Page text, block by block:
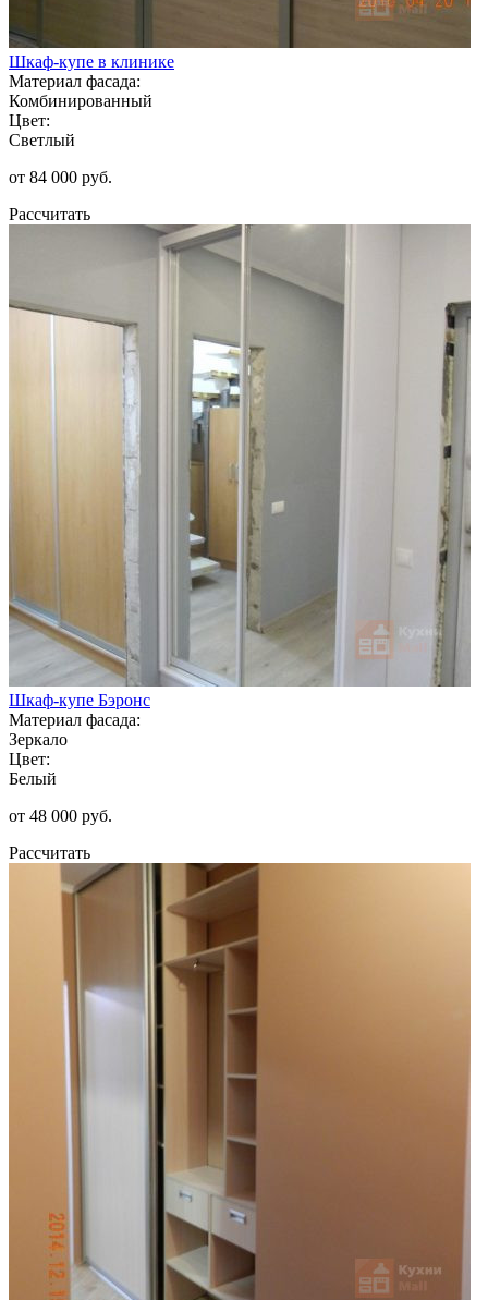
Шкаф-купе в клинике
Материал фасада:
Комбинированный
Цвет:
Светлый
от 84 000 руб.
Рассчитать
Шкаф-купе Бэронс
Материал фасада:
Зеркало
Цвет:
Белый
от 48 000 руб.
Рассчитать